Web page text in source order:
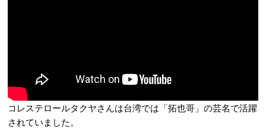
コレステロールタクヤさんは台湾では「拓也哥」の芸名で活躍
されていました。